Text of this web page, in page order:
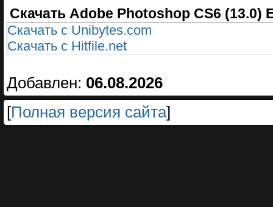
Cкачать Adobe Photoshop CS6 (13.0)
Скачать с Unibytes.com
Скачать с Hitfile.net
Добавлен: 06.08.2026
[Полная версия сайта]